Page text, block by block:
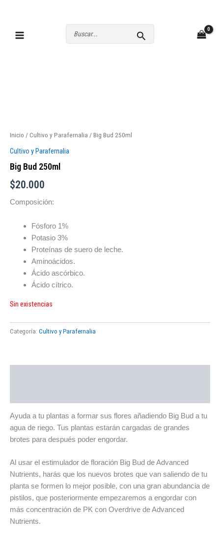
por:
Inicio / Cultivo y Parafernalia / Big Bud 250ml
Cultivo y Parafernalia
Big Bud 250ml
$20.000
Composición:
Fósforo 1%
Potasio 3%
Proteínas de suero de leche.
Aminoácidos.
Ácido ascórbico.
Ácido cítrico.
Sin existencias
Categoría: Cultivo y Parafernalia
Ayuda a tu plantas a formar sus flores añadiendo Big Bud a tu
agua de riego. Tus plantas estarán cargadas de grandes
brotes para después poder engordar.
Al usar el estimulador de floración Big Bud de Advanced
Nutrients, harás que los nuevos brotes que van saliendo de tu
planta se formen lo mejor posible, con una gran abundancia de
pistilos, que posteriormente empezaremos a engordar con
más concentración de PK con Overdrive de Advanced
Nutrients.